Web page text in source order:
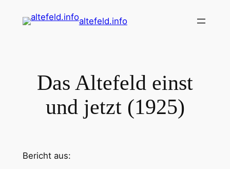
Inhalt
altefeld.info
Das Altefeld einst
und jetzt (1925)
Bericht aus: